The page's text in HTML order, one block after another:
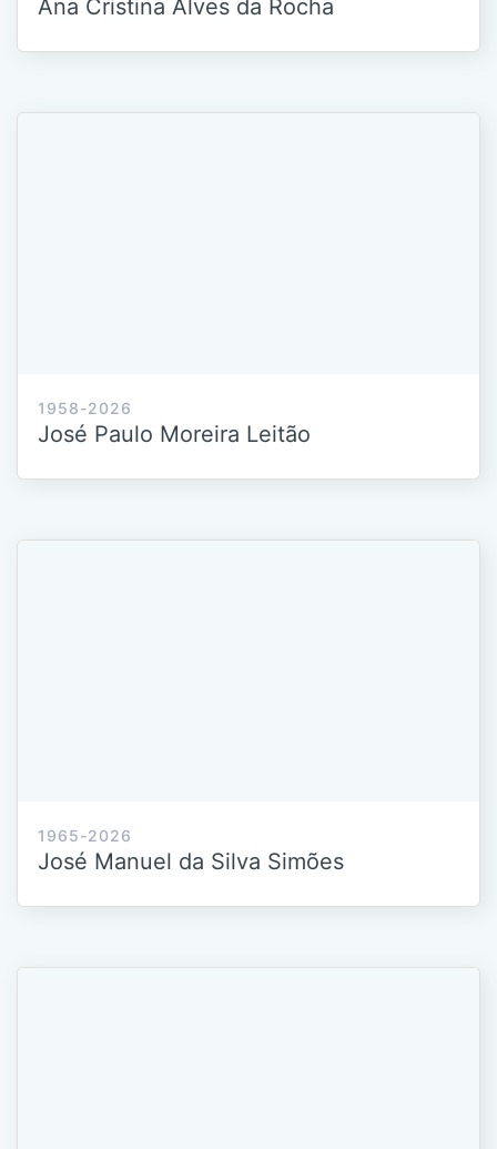
Ana Cristina Alves da Rocha
1958-2026
José Paulo Moreira Leitão
1965-2026
José Manuel da Silva Simões